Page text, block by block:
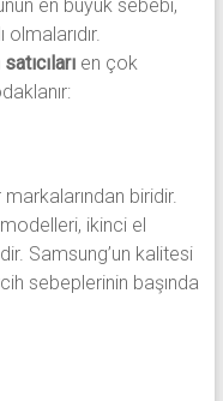
en büyük sebebi,
en çok
biridir.
ikinci el
Samsung’un kalitesi
sebeplerinin başında